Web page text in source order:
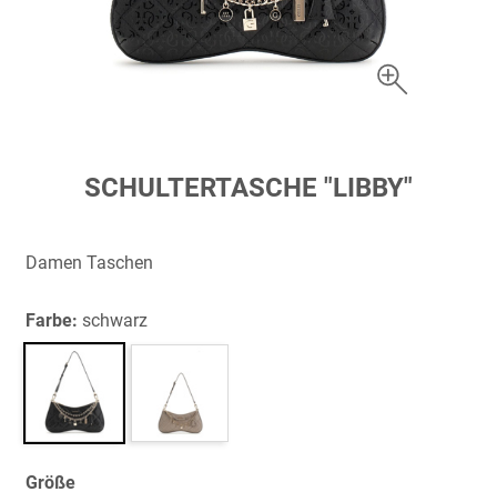
springen
SCHULTERTASCHE "LIBBY"
Damen Taschen
Farbe: schwarz
Größe